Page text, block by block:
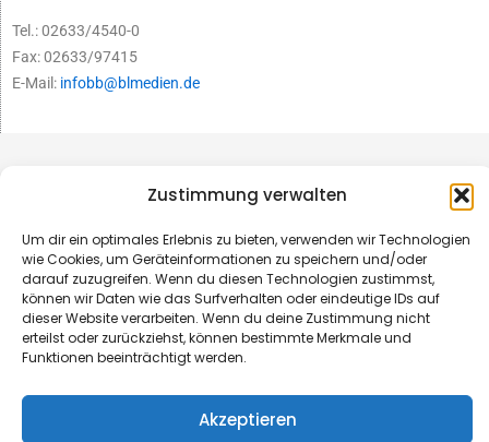
Zustimmung verwalten
Um dir ein optimales Erlebnis zu bieten, verwenden wir Technologien
wie Cookies, um Geräteinformationen zu speichern und/oder
darauf zuzugreifen. Wenn du diesen Technologien zustimmst,
können wir Daten wie das Surfverhalten oder eindeutige IDs auf
dieser Website verarbeiten. Wenn du deine Zustimmung nicht
erteilst oder zurückziehst, können bestimmte Merkmale und
Funktionen beeinträchtigt werden.
Akzeptieren
Tel.: 02633/4540-0
Fax: 02633/97415
E-Mail: infobb@blmedien.de